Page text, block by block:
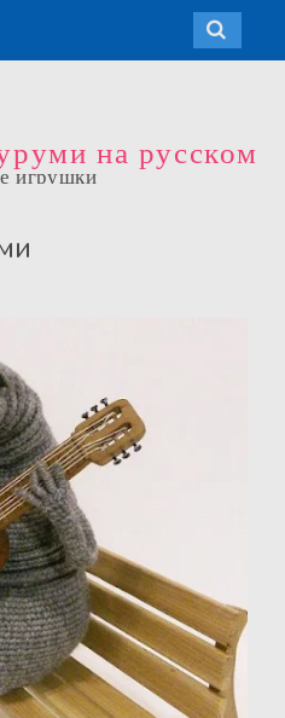
на русском
игрушки